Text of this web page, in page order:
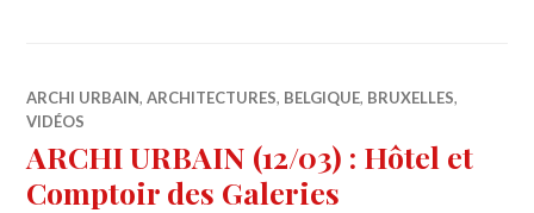
ARCHI URBAIN,ARCHITECTURES, BELGIQUE, BRUXELLES,
VIDÉOS
ARCHI URBAIN (12/03) : Hôtel et
Comptoir des Galeries